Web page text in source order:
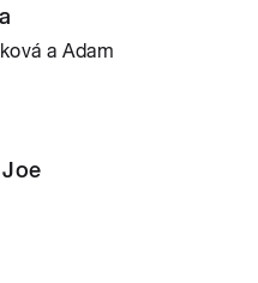
a Adam